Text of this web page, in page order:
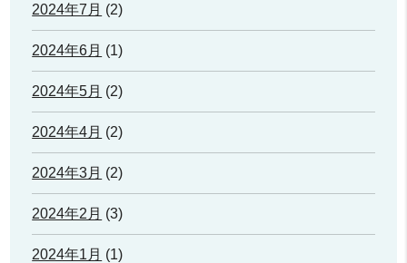
2024年7月 (2)
2024年6月 (1)
2024年5月 (2)
2024年4月 (2)
2024年3月 (2)
2024年2月 (3)
2024年1月 (1)